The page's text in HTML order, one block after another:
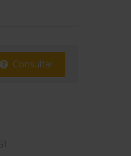
Consultar